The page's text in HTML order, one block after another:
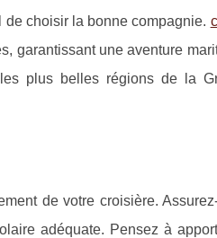
choisir la bonne compagnie.
garantissant une aventure
plus belles régions de la
de votre croisière.
adéquate. Pensez à